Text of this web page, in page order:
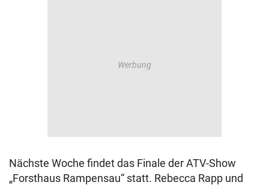
Nächste Woche findet das Finale der ATV-Show
„Forsthaus Rampensau“ statt. Rebecca Rapp und